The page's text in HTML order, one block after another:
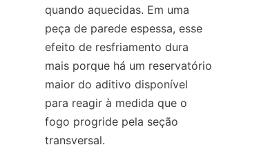
quando aquecidas. Em uma
peça de parede espessa, esse
efeito de resfriamento dura
mais porque há um reservatório
maior do aditivo disponível
para reagir à medida que o
fogo progride pela seção
transversal.